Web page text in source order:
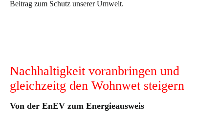
Beitrag zum Schutz unserer Umwelt.
Nachhaltigkeit voranbringen und
gleichzeitg den Wohnwet steigern
Von der EnEV zum Energieausweis